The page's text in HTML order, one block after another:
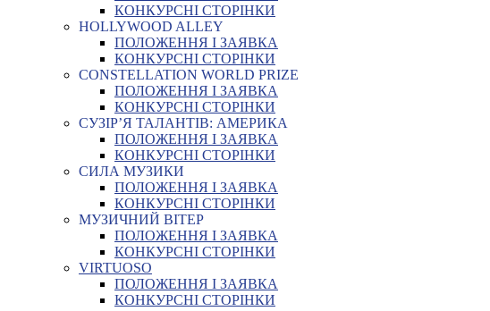
КОНКУРСНІ СТОРІНКИ
HOLLYWOOD ALLEY
ПОЛОЖЕННЯ І ЗАЯВКА
КОНКУРСНІ СТОРІНКИ
CONSTELLATION WORLD PRIZE
ПОЛОЖЕННЯ І ЗАЯВКА
КОНКУРСНІ СТОРІНКИ
СУЗІР’Я ТАЛАНТІВ: АМЕРИКА
ПОЛОЖЕННЯ І ЗАЯВКА
КОНКУРСНІ СТОРІНКИ
СИЛА МУЗИКИ
ПОЛОЖЕННЯ І ЗАЯВКА
КОНКУРСНІ СТОРІНКИ
МУЗИЧНИЙ ВІТЕР
ПОЛОЖЕННЯ І ЗАЯВКА
КОНКУРСНІ СТОРІНКИ
VIRTUOSO
ПОЛОЖЕННЯ І ЗАЯВКА
КОНКУРСНІ СТОРІНКИ